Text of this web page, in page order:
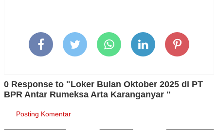
0 Response to "Loker Bulan Oktober 2025 di PT
BPR Antar Rumeksa Arta Karanganyar "
Posting Komentar